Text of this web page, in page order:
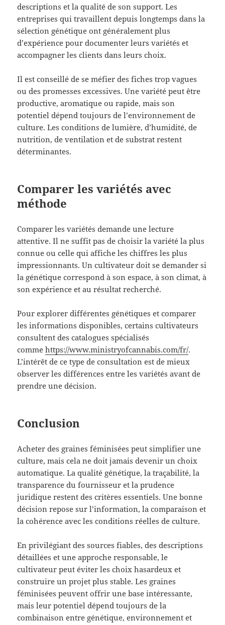
descriptions et la qualité de son support. Les
entreprises qui travaillent depuis longtemps dans la
sélection génétique ont généralement plus
d’expérience pour documenter leurs variétés et
accompagner les clients dans leurs choix.
Il est conseillé de se méfier des fiches trop vagues
ou des promesses excessives. Une variété peut être
productive, aromatique ou rapide, mais son
potentiel dépend toujours de l’environnement de
culture. Les conditions de lumière, d’humidité, de
nutrition, de ventilation et de substrat restent
déterminantes.
Comparer les variétés avec
méthode
Comparer les variétés demande une lecture
attentive. Il ne suffit pas de choisir la variété la plus
connue ou celle qui affiche les chiffres les plus
impressionnants. Un cultivateur doit se demander si
la génétique correspond à son espace, à son climat, à
son expérience et au résultat recherché.
Pour explorer différentes génétiques et comparer
les informations disponibles, certains cultivateurs
consultent des catalogues spécialisés
commehttps://www.ministryofcannabis.com/fr/.
L’intérêt de ce type de consultation est de mieux
observer les différences entre les variétés avant de
prendre une décision.
Conclusion
Acheter des graines féminisées peut simplifier une
culture, mais cela ne doit jamais devenir un choix
automatique. La qualité génétique, la traçabilité, la
transparence du fournisseur et la prudence
juridique restent des critères essentiels. Une bonne
décision repose sur l’information, la comparaison et
la cohérence avec les conditions réelles de culture.
En privilégiant des sources fiables, des descriptions
détaillées et une approche responsable, le
cultivateur peut éviter les choix hasardeux et
construire un projet plus stable. Les graines
féminisées peuvent offrir une base intéressante,
mais leur potentiel dépend toujours de la
combinaison entre génétique, environnement et